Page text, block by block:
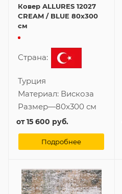
Ковер ALLURES 12027
CREAM / BLUE 80x300
см
Страна:
Турция
Материал: Вискоза
Размер—80x300 см
от15 600 руб.
Подробнее